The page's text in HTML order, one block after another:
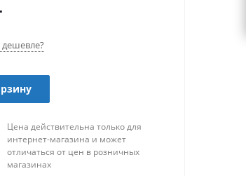
Цена действительна только для
интернет-магазина и может
отличаться от цен в розничных
магазинах